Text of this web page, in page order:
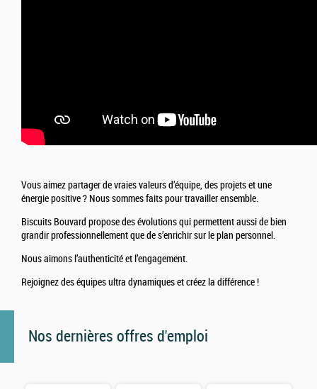
Vous aimez partager de vraies valeurs d’équipe, des projets et une
énergie positive ? Nous sommes faits pour travailler ensemble.
Biscuits Bouvard propose des évolutions qui permettent aussi de bien
grandir professionnellement que de s’enrichir sur le plan personnel.
Nous aimons l’authenticité et l’engagement.
Rejoignez des équipes ultra dynamiques et créez la différence !
Nos dernières offres d'emploi